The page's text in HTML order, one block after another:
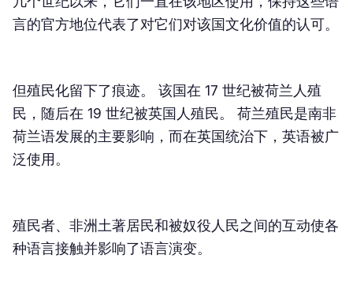
言的官方地位代表了对它们对该国文化价值的认可。
但殖民化留下了痕迹。 该国在 17 世纪被荷兰人殖
民，随后在 19 世纪被英国人殖民。 荷兰殖民是南非
荷兰语发展的主要影响，而在英国统治下，英语被广
泛使用。
殖民者、非洲土著居民和被奴役人民之间的互动使各
种语言接触并影响了语言演变。